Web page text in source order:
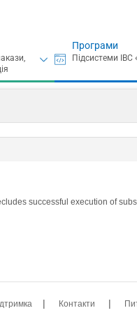
Програми
successful execution of
| Контакти |